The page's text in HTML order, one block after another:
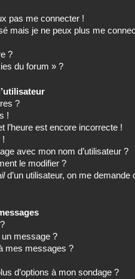
pas me connecter !
mais je ne peux plus me
?
du forum » ?
?
!
l’heure est encore incorrecte !
!
avec mon nom d’utilisateur ?
le modifier ?
d’un utilisateur, on me demande
message ?
mes messages ?
d’options à mon sondage ?